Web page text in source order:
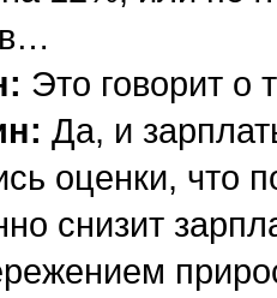
Это говорит о
Да, и
оценки, что
снизит